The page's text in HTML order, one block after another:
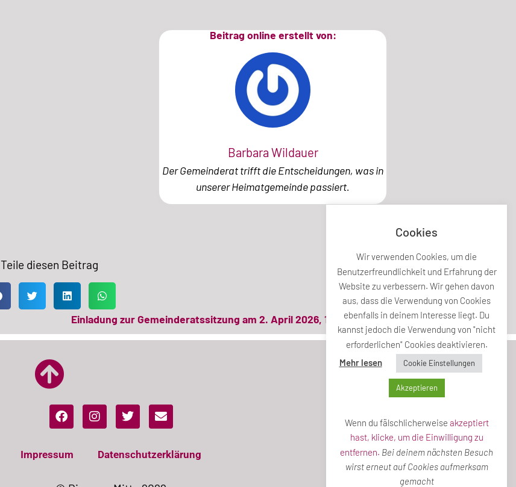
Beitrag online erstellt von:
Barbara Wildauer
Der Gemeinderat trifft die Entscheidungen, was in
unserer Heimatgemeinde passiert.
Teile diesen Beitrag
Einladung zur Gemeinderatssitzung am 2. April 2026, 18 Uhr
Impressum Datenschutzerklärung
Cookies
Wir verwenden Cookies, um die
Benutzerfreundlichkeit und Erfahrung der
Website zu verbessern. Wir gehen davon
aus, dass die Verwendung von Cookies
ebenfalls in deinem Interesse liegt. Du
kannst jedoch die Verwendung von "nicht
erforderlichen" Cookies deaktivieren.
Mehr lesen
Cookie Einstellungen
Akzeptieren
Wenn du fälschlicherweise akzeptiert
hast, klicke, um die Einwilligung zu
entfernen. Bei deinem nächsten Besuch
wirst erneut auf Cookies aufmerksam
gemacht